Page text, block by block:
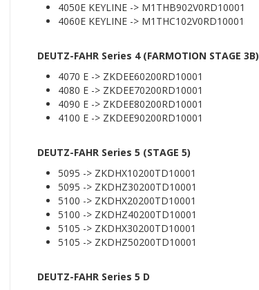
4050E KEYLINE -> M1THB902V0RD10001
4060E KEYLINE -> M1THC102V0RD10001
DEUTZ-FAHR Series 4 (FARMOTION STAGE 3B)
4070 E -> ZKDEE60200RD10001
4080 E -> ZKDEE70200RD10001
4090 E -> ZKDEE80200RD10001
4100 E -> ZKDEE90200RD10001
DEUTZ-FAHR Series 5 (STAGE 5)
5095 -> ZKDHX10200TD10001
5095 -> ZKDHZ30200TD10001
5100 -> ZKDHX20200TD10001
5100 -> ZKDHZ40200TD10001
5105 -> ZKDHX30200TD10001
5105 -> ZKDHZ50200TD10001
DEUTZ-FAHR Series 5 D